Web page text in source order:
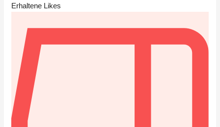
Erhaltene Likes